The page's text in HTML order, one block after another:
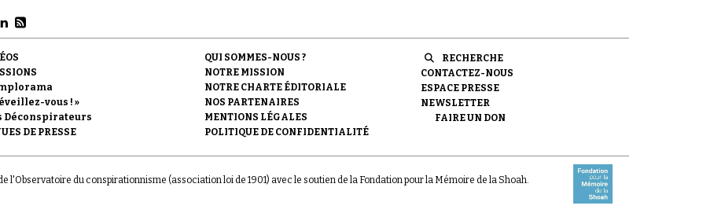
vous ! »
Déconspirateurs
DE PRESSE
QUI SOMMES-NOUS ?
NOTRE MISSION
NOTRE CHARTE ÉDITORIALE
NOS PARTENAIRES
MENTIONS LÉGALES
POLITIQUE DE CONFIDENTIALITÉ
RECHERCHE
CONTACTEZ-NOUS
ESPACE PRESSE
NEWSLETTER
FAIRE UN DON
l'Observatoire du conspirationnisme (association loi de 1901) avec le soutien de la Fondation pour la Mémoire de la Shoah.